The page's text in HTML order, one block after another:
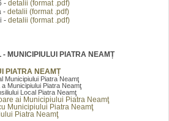
- detalii (format .pdf)
- detalii (format .pdf)
- detalii (format .pdf)
- MUNICIPIULUI PIATRA NEAMȚ
PIATRA NEAMȚ
Piatra Neamţ
Municipiului Piatra Neamţ
Local Piatra Neamţ
ai Municipiului Piatra Neamţ
Municipiului Piatra Neamţ
Piatra Neamţ